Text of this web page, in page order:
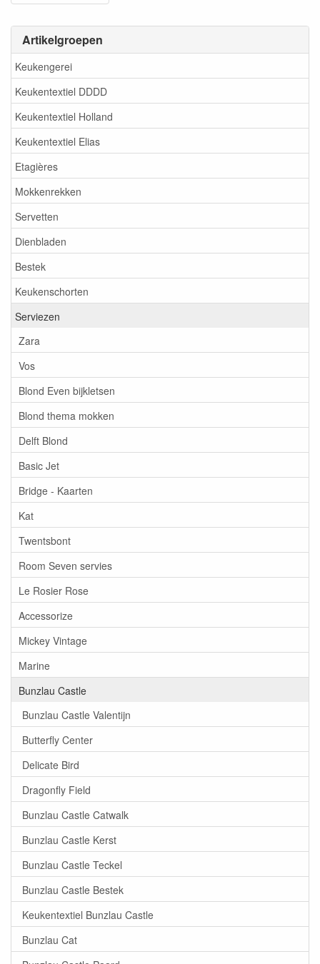
Artikelgroepen
Keukengerei
Keukentextiel DDDD
Keukentextiel Holland
Keukentextiel Elias
Etagières
Mokkenrekken
Servetten
Dienbladen
Bestek
Keukenschorten
Serviezen
Zara
Vos
Blond Even bijkletsen
Blond thema mokken
Delft Blond
Basic Jet
Bridge - Kaarten
Kat
Twentsbont
Room Seven servies
Le Rosier Rose
Accessorize
Mickey Vintage
Marine
Bunzlau Castle
Bunzlau Castle Valentijn
Butterfly Center
Delicate Bird
Dragonfly Field
Bunzlau Castle Catwalk
Bunzlau Castle Kerst
Bunzlau Castle Teckel
Bunzlau Castle Bestek
Keukentextiel Bunzlau Castle
Bunzlau Cat